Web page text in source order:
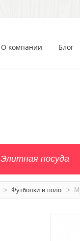
О компании Блог
Элитная посуда
> Футболки и поло >